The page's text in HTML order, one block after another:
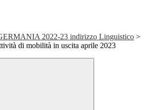
2022-23 indirizzo Linguistico >
di mobilità in uscita aprile 2023